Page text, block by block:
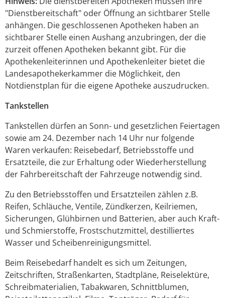
"Dienstbereitschaft" oder Öffnung an sichtbarer Stelle
anhängen. Die geschlossenen Apotheken haben an
sichtbarer Stelle einen Aushang anzubringen, der die
zurzeit offenen Apotheken bekannt gibt. Für die
Apothekenleiterinnen und Apothekenleiter bietet die
Landesapothekerkammer die Möglichkeit, den
Notdienstplan für die eigene Apotheke auszudrucken.
Tankstellen
Tankstellen dürfen an Sonn- und gesetzlichen Feiertagen
sowie am 24. Dezember nach 14 Uhr nur folgende
Waren verkaufen: Reisebedarf, Betriebsstoffe und
Ersatzteile, die zur Erhaltung oder Wiederherstellung
der Fahrbereitschaft der Fahrzeuge notwendig sind.
Zu den Betriebsstoffen und Ersatzteilen zählen z.B.
Reifen, Schläuche, Ventile, Zündkerzen, Keilriemen,
Sicherungen, Glühbirnen und Batterien, aber auch Kraft-
und Schmierstoffe, Frostschutzmittel, destilliertes
Wasser und Scheibenreinigungsmittel.
Beim Reisebedarf handelt es sich um Zeitungen,
Zeitschriften, Straßenkarten, Stadtpläne, Reiselektüre,
Schreibmaterialien, Tabakwaren, Schnittblumen,